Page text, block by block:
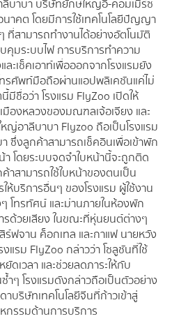
ลีบาบา บริษัทยักษ์ใหญ่อี-คอมเมิร์ซ
นาคต โดยมีการใช้เทคโนโลยีปัญญา
ที่สามารถทำงานได้อย่างอัตโนมัติ
คุมระบบไฟ การบริการทำความ
เช็คเอาท์เพื่อออกจากโรงแรมยัง
รศัพท์มือถือผ่านแอปพลิเคชันแค่ไม่
ชื่อว่า โรงแรม FlyZoo เปิดให้
มืองหลวงของมณฑลเจ้อเจียง และ
อาลีบาบา Flyzoo ถือเป็นโรงแรม
ซึ่งลูกค้าสามารถเช็คอินเพื่อเข้าพัก
า โดยระบบจดจำใบหน้านี้จะถูกติด
ค้าสามารถใช้ใบหน้าของตนเป็น
ห้บริการอื่นๆ ของโรงแรม ผู้ใช้งาน
โทรทัศน์ และม่านภายในห้องพัก
ด้วยเสียง ในขณะที่หุ่นยนต์ต่างๆ
ร์ฟจาน ค็อกเทล และกาแฟ นายหวัง
แรม FlyZoo กล่าวว่า โซลูชันที่ใช้
ดเวลา และช่วยลดภาระให้กับ
ๆ โรงแรมดังกล่าวถือเป็นตัวอย่าง
บริษัทเทคโนโลยีจีนที่ก้าวเข้าสู่
กรรมด้านการบริการ